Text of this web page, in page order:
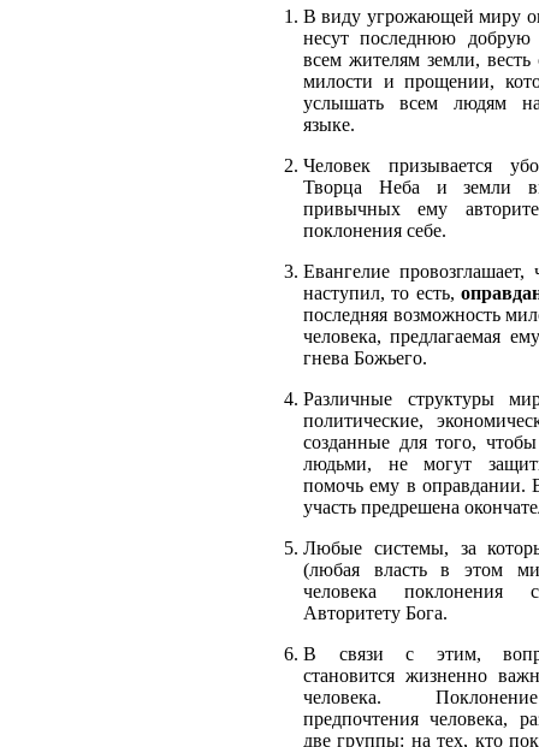
В виду угрожающей миру
несут последнюю добрую
всем жителям земли,
милости и прощении,
услышать всем людям
языке.
Человек призывается
Творца Неба и земли
привычных ему
поклонения себе.
Евангелие
наступил, то есть,
последняя возможность
человека, предлагаемая
гнева Божьего.
Различные структуры
политические,
созданные для того,
людьми, не могут
помочь ему в оправдании.
участь предрешена
Любые системы, за
(любая власть в этом
человека
Авторитету Бога.
В связи с этим,
становится жизненно
человека.
предпочтения человека,
две группы: на тех, кто